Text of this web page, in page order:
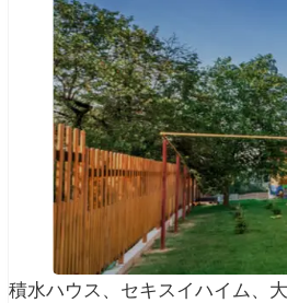
積水ハウス、セキスイハイム、